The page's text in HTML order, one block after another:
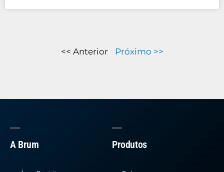
<< Anterior Próximo >>
A Brum Produtos